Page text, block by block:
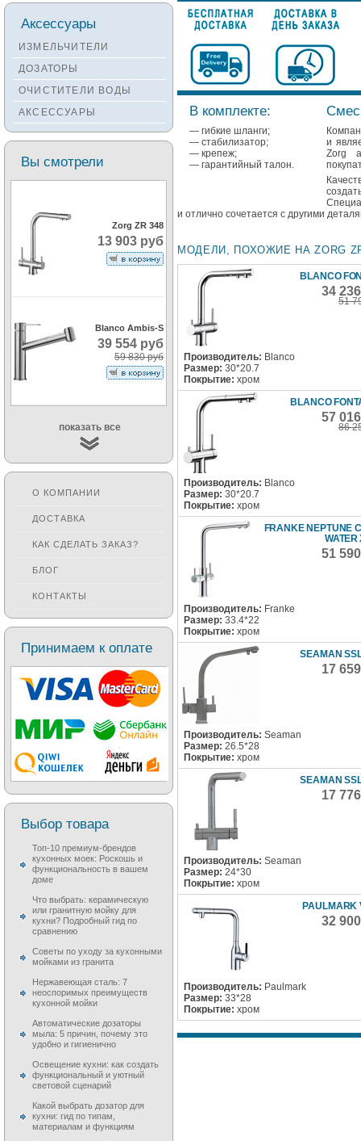
В комплекте:
— гибкие шланги;
— стабилизатор;
— крепеж;
— гарантийный талон.
и
Zorg
и отлично сочетается с другими
МОДЕЛИ, ПОХОЖИЕ НА ZORG
BLANCO
34
51
Производитель: Blanco
Размер: 30*20.7
Покрытие: хром
BLANCO
57
86
Производитель: Blanco
Размер: 30*20.7
Покрытие: хром
FRANKE NEPTUNE
51
Производитель: Franke
Размер: 33.4*22
Покрытие: хром
SEAMAN
17
Производитель: Seaman
Размер: 26.5*28
Покрытие: хром
SEAMAN
17
Производитель: Seaman
Размер: 24*30
Покрытие: хром
PAULMARK
32
Производитель: Paulmark
Размер: 33*28
Покрытие: хром
Мойки TEKA
Мойки ZORG
Мойки SEAMAN
Мойки ZIGMUND&SHTAIN
Мойки OULIN
Мойки PAULMARK
Аксессуары
ИЗМЕЛЬЧИТЕЛИ
ДОЗАТОРЫ
ОЧИСТИТЕЛИ ВОДЫ
АКСЕССУАРЫ
Вы смотрели
Zorg ZR 348
13 903 руб
Blanco Ambis-S
39 554 руб
59 830 руб
показать все
О КОМПАНИИ
ДОСТАВКА
КАК СДЕЛАТЬ ЗАКАЗ?
БЛОГ
КОНТАКТЫ
Принимаем к оплате
Выбор товара
Топ-10 премиум-брендов
кухонных моек: Роскошь и
функциональность в вашем
доме
Что выбрать: керамическую
или гранитную мойку для
кухни? Подробный гид по
сравнению
Советы по уходу за кухонными
мойками из гранита
Нержавеющая сталь: 7
неоспоримых преимуществ
кухонной мойки
Автоматические дозаторы
мыла: 5 причин, почему это
удобно и гигиенично
Освещение кухни: как создать
функциональный и уютный
световой сценарий
Какой выбрать дозатор для
кухни: гид по типам,
материалам и функциям